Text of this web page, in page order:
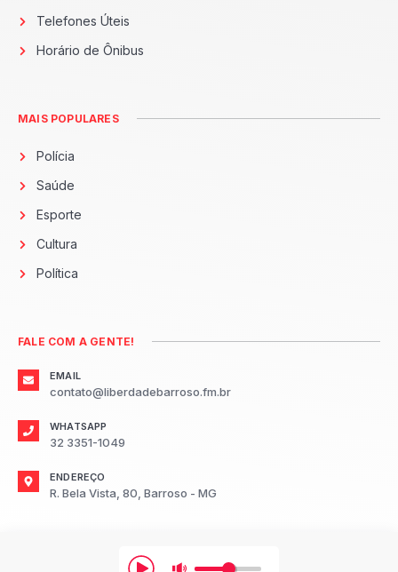
Telefones Úteis
Horário de Ônibus
MAIS POPULARES
Polícia
Saúde
Esporte
Cultura
Política
FALE COM A GENTE!
EMAIL
contato@liberdadebarroso.fm.br
WHATSAPP
32 3351-1049
ENDEREÇO
R. Bela Vista, 80, Barroso - MG
2026 Radio Liberdade FM Barroso.